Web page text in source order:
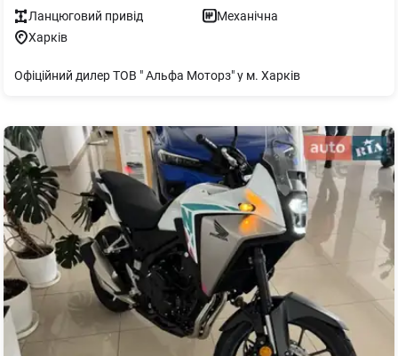
Ланцюговий привід
Механічна
Харків
Офіційний дилер ТОВ " Альфа Моторз" у м. Харків